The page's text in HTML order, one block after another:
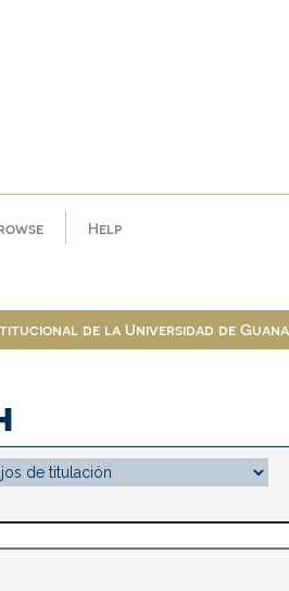
Help
de la Universidad de